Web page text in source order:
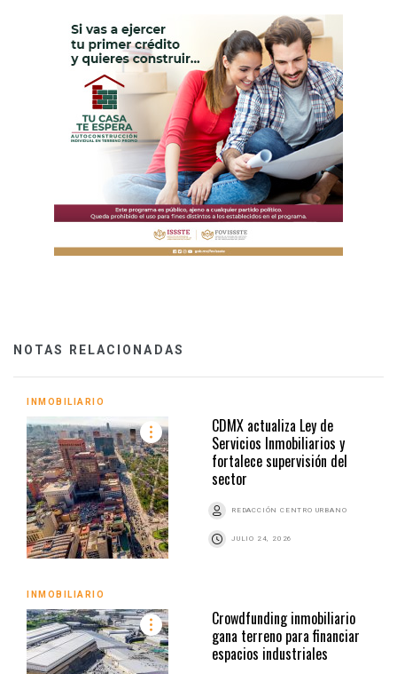
NOTAS RELACIONADAS
INMOBILIARIO
CDMX actualiza Ley de
Servicios Inmobiliarios y
fortalece supervisión del
sector
REDACCIÓN CENTRO URBANO
JULIO 24, 2026
INMOBILIARIO
Crowdfunding inmobiliario
gana terreno para financiar
espacios industriales